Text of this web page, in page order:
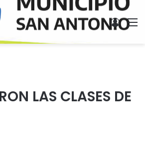
LAS CLASES DE